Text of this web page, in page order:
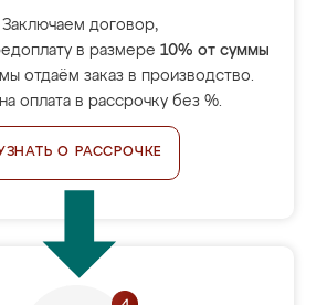
Заключаем договор,
в размере 10% от суммы
отдаём заказ в производство.
оплата в рассрочку без %.
О РАССРОЧКЕ